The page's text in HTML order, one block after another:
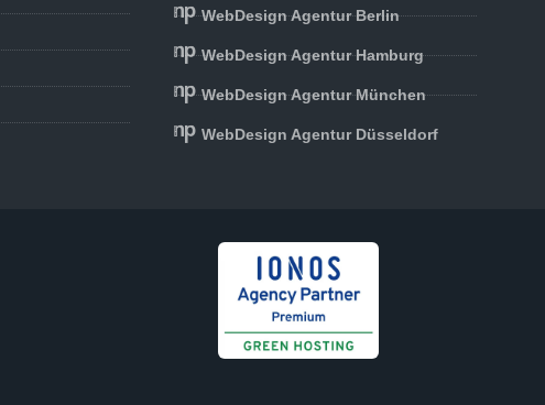
WebDesign Agentur Berlin
WebDesign Agentur Hamburg
WebDesign Agentur München
WebDesign Agentur Düsseldorf